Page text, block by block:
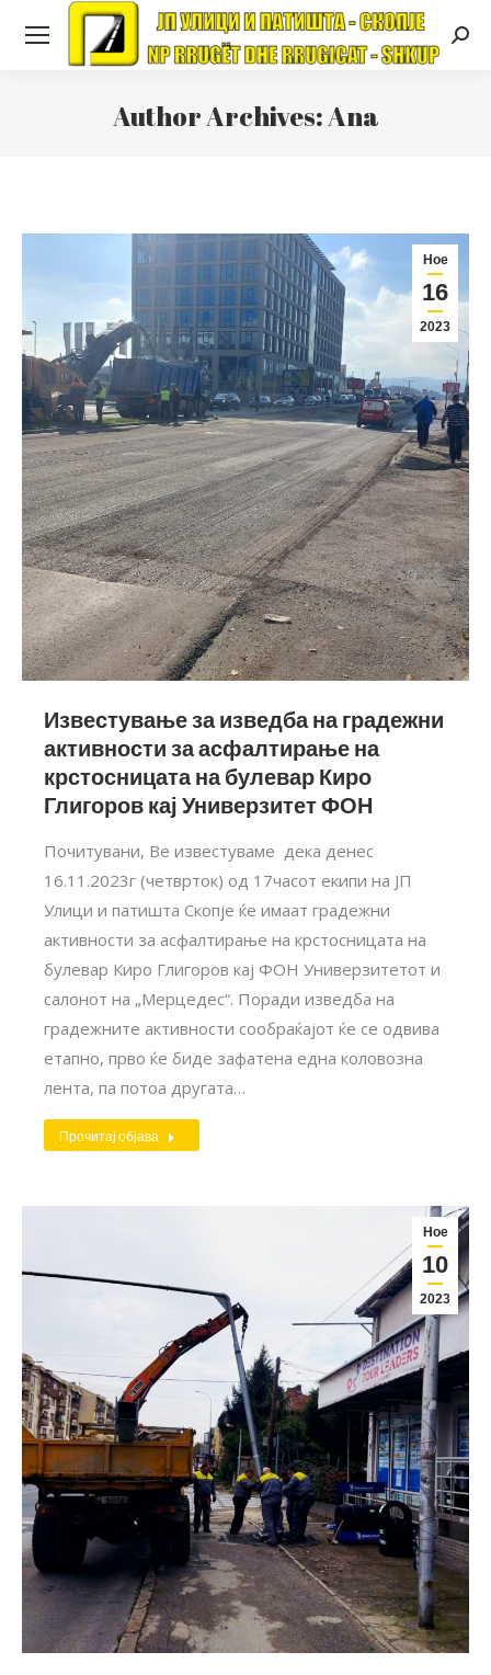
Author Archives:Ana
Ное
16
2023
Известување за изведба на градежни
активности за асфалтирање на
крстосницата на булевар Киро
Глигоров кај Универзитет ФОН
Почитувани, Ве известуваме дека денес
16.11.2023г (четврток) од 17часот екипи на ЈП
Улици и патишта Скопје ќе имаат градежни
активности за асфалтирање на крстосницата на
булевар Киро Глигоров кај ФОН Универзитетот и
салонот на „Мерцедес“. Поради изведба на
градежните активности сообраќајот ќе се одвива
етапно, прво ќе биде зафатена една коловозна
лента, па потоа другата…
Прочитај објава
Ное
10
2023